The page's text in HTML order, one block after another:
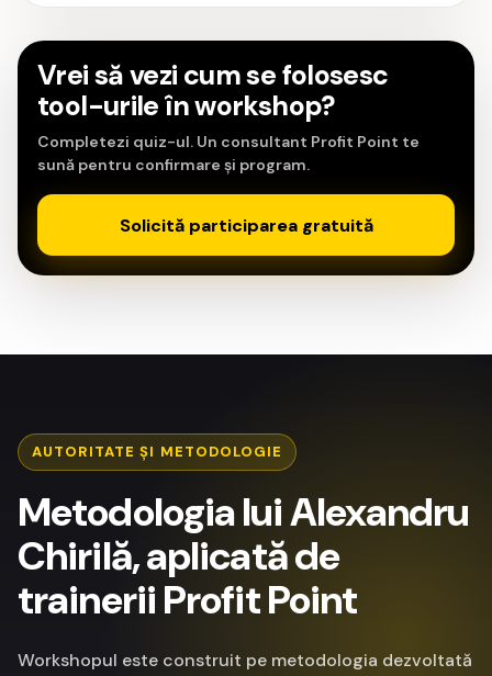
Vrei să vezi cum se folosesc
tool-urile în workshop?
Completezi quiz-ul. Un consultant Profit Point te
sună pentru confirmare și program.
Solicită participarea gratuită
AUTORITATE ȘI METODOLOGIE
Metodologia lui Alexandru
Chirilă, aplicată de
trainerii Profit Point
Workshopul este construit pe metodologia dezvoltată